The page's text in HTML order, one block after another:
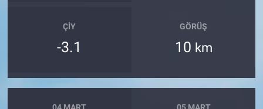
ÇIY
-3.1
GÖRÜŞ
10 km